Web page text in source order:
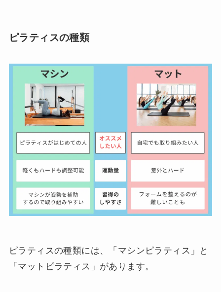
ピラティスの種類
ピラティスの種類には、「マシンピラティス」と
「マットピラティス」があります。